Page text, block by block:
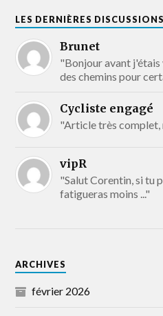
LES DERNIÈRES DISCUSSIONS
Brunet
"Bonjour avant
des chemins pour
Cycliste engagé
"Article très complet,
vipR
"Salut Corentin, si tu
fatigueras moins ..."
ARCHIVES
février 2026